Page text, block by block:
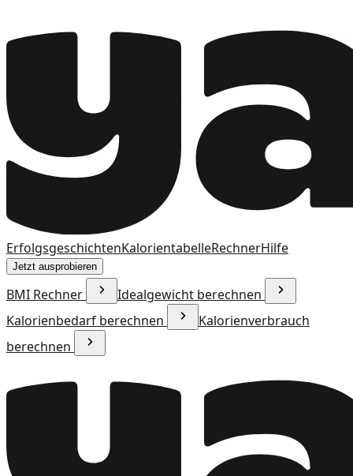
ErfolgsgeschichtenKalorientabelleRechnerHilfe
Jetzt ausprobieren
BMI Rechner
Idealgewicht berechnen
Kalorienbedarf berechnen
Kalorienverbrauch
berechnen